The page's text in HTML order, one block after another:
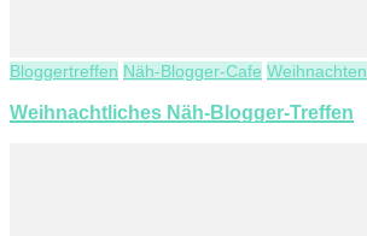
Bloggertreffen Näh-Blogger-Cafe Weihnachten
Weihnachtliches Näh-Blogger-Treffen